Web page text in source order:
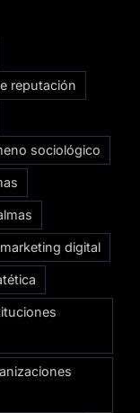
reputación
sociológico
marketing digital